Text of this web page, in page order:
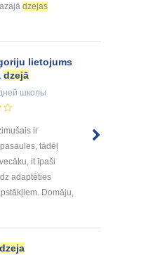
dzejas
lietojums
dzejā
школы
ir
tādēļ
it īpaši
adaptēties
Domāju,
dzeja